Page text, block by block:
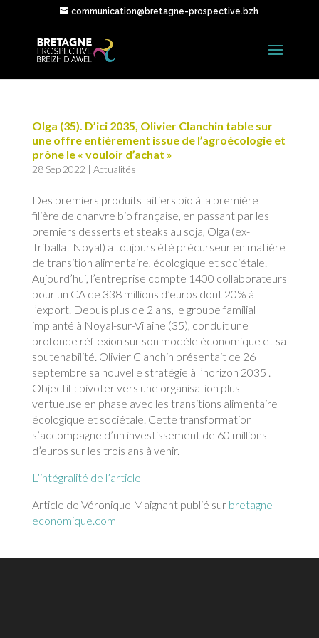
communication@bretagne-prospective.bzh
Olga (35). D’ici 2035, Olivier Clanchin table sur
une offre entièrement issue de l’agroécologie et
prône le « vouloir d’achat »
28 Sep 2022 | Actualités
Des premiers produits laitiers bio à la première
filière de chanvre bio française, en passant par les
premiers desserts et steaks au soja, Olga (ex-
Triballat Noyal) a toujours été précurseur en matière
de transition alimentaire, écologique et sociétale.
Aujourd’hui, l’entreprise compte 1400 collaborateurs
pour un CA de 338 millions d’euros dont 20% à
l’export. Depuis plus de 2 ans, le groupe familial
implanté à Noyal-sur-Vilaine (35), conduit une
profonde réflexion sur son modèle économique et sa
soutenabilité. Olivier Clanchin présentait ce 26
septembre sa nouvelle stratégie à l’horizon 2035 .
Objectif : pivoter vers une organisation plus
vertueuse en phase avec les transitions alimentaire
écologique et sociétale. Cette transformation
s’accompagne d’un investissement de 60 millions
d’euros sur les trois ans à venir.
L’intégralité de l’article
Article de Véronique Maignant publié sur bretagne-
economique.com